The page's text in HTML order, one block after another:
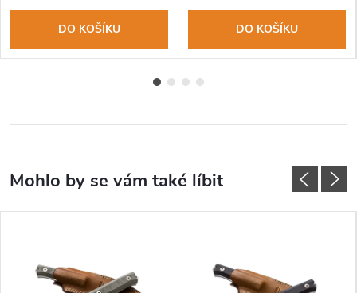
DO KOŠÍKU DO KOŠÍKU